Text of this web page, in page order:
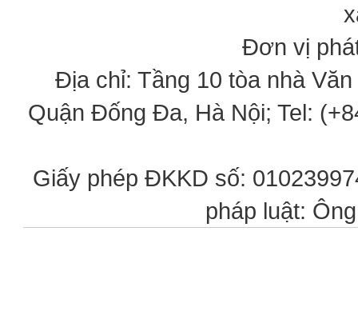
Đơn vị
Địa chỉ: Tầng 10 tòa nhà
Quận Đống Đa, Hà Nội; Tel:
Giấy phép ĐKKD số:
pháp luật: